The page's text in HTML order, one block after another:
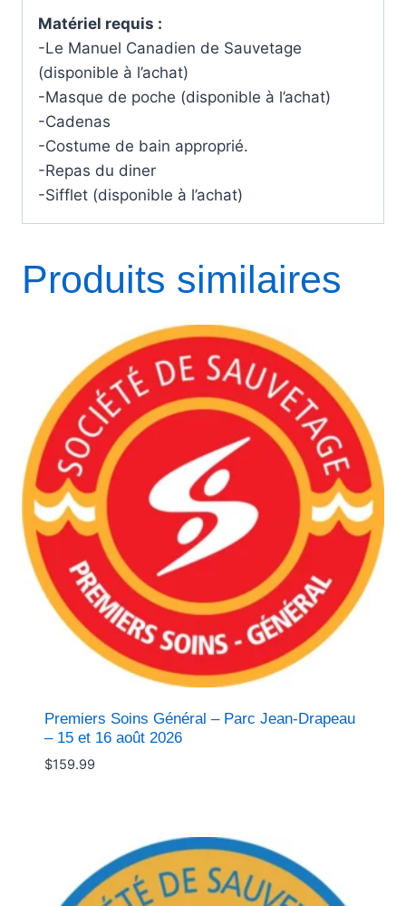
Matériel requis :
-Le Manuel Canadien de Sauvetage
(disponible à l’achat)
-Masque de poche (disponible à l’achat)
-Cadenas
-Costume de bain approprié.
-Repas du diner
-Sifflet (disponible à l’achat)
Produits similaires
Premiers Soins Général – Parc Jean-Drapeau
– 15 et 16 août 2026
$159.99